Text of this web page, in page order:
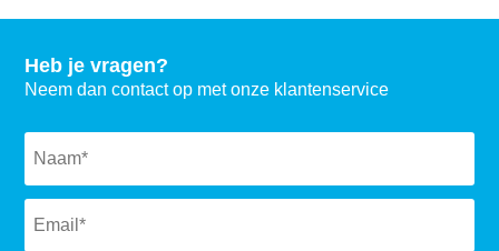
Heb je vragen?
Neem dan contact op met onze klantenservice
Naam *
Email *